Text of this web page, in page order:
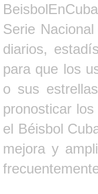
Serie
diarios,
para que los
o sus
pronosticar
el Béisbol
mejora y